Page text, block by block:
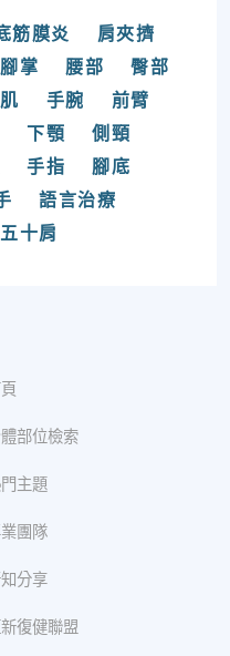
筋膜炎
肩夾擠
腳掌 腰部
臀部
手腕
前臂
下顎
側頸
手指
腳底
語言治療
五十肩
部位檢索
主題
團隊
分享
復健聯盟